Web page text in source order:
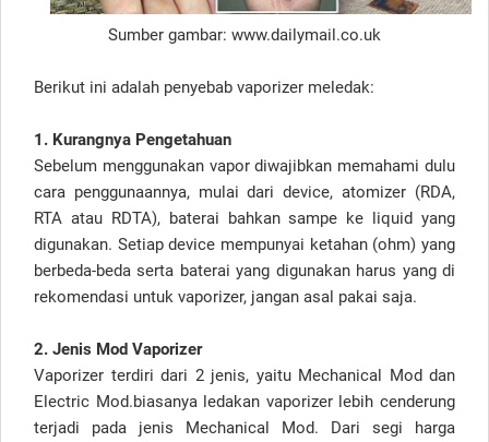
Sumber gambar: www.dailymail.co.uk
Berikut ini adalah penyebab vaporizer meledak:
1. Kurangnya Pengetahuan
Sebelum menggunakan vapor diwajibkan memahami dulu
cara penggunaannya, mulai dari device, atomizer (RDA,
RTA atau RDTA), baterai bahkan sampe ke liquid yang
digunakan. Setiap device mempunyai ketahan (ohm) yang
berbeda-beda serta baterai yang digunakan harus yang di
rekomendasi untuk vaporizer, jangan asal pakai saja.
2. Jenis Mod Vaporizer
Vaporizer terdiri dari 2 jenis, yaitu Mechanical Mod dan
Electric Mod.biasanya ledakan vaporizer lebih cenderung
terjadi pada jenis Mechanical Mod. Dari segi harga